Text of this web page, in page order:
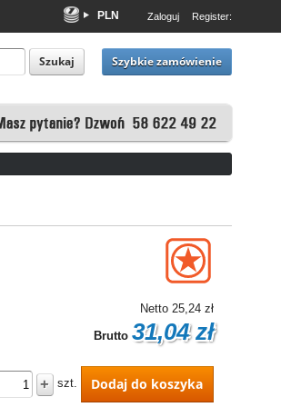
PLN
EUR
USD
Zaloguj Register:
Szukaj Szybkie zamówienie
Netto 25,24 zł
Brutto 31,04 zł
+ szt. Dodaj do koszyka